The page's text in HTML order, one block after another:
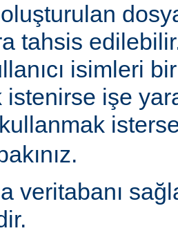
tahsis
isimleri
istenirse işe
veritabanı